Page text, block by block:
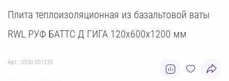
Плита теплоизоляционная из базальтовой ваты
RWL РУФ БАТТС Д ГИГА 120х600х1200 мм
Арт.: 0530.001235